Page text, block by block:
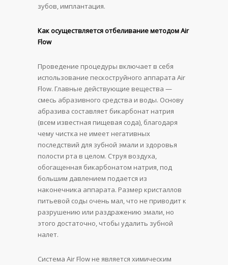
зубов, имплантация.
Как осуществляется отбеливание методом Air
Flow
Проведение процедуры включает в себя
использование пескоструйного аппарата Air
Flow. Главные действующие вещества —
смесь абразивного средства и воды. Основу
абразива составляет бикарбонат натрия
(всем известная пищевая сода), благодаря
чему чистка не имеет негативных
последствий для зубной эмали и здоровья
полости рта в целом. Струя воздуха,
обогащенная бикарбонатом натрия, под
большим давлением подается из
наконечника аппарата. Размер кристаллов
питьевой соды очень мал, что не приводит к
разрушению или раздражению эмали, но
этого достаточно, чтобы удалить зубной
налет.
Система Air Flow не является химическим